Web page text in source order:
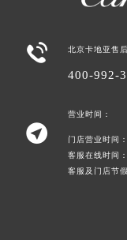
 北京卡地亚售
400-992-

营业时间：
门店营业时间
客服在线时间
客服及门店节